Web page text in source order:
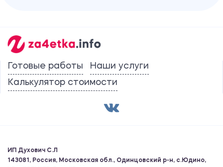
Готовые работы
Наши услуги
Калькулятор стоимости
ИП Духович С.Л
143081, Россия, Московская обл., Одинцовский р-н, с.Юдино,